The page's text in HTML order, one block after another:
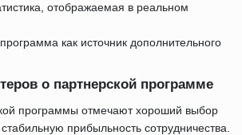
отображаемая в реальном
как источник дополнительного
о партнерской программе
программы отмечают хороший выбор
прибыльность сотрудничества.